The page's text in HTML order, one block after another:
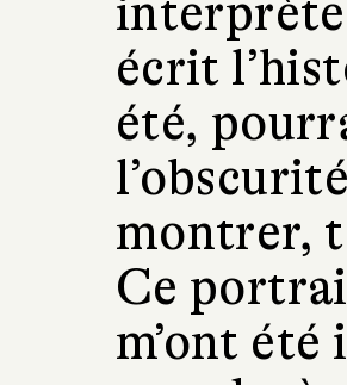
interprète
écrit
été,
montrer,
Ce
m’ont